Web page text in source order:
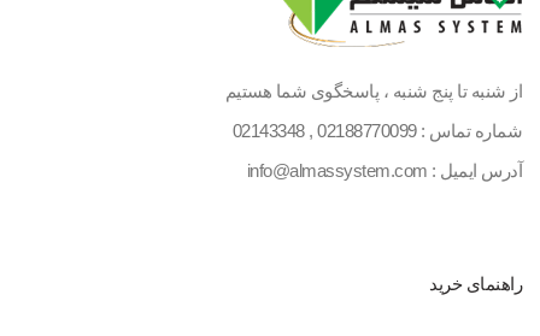
از شنبه تا پنج شنبه ، پاسخگوی شما هستیم
شماره تماس :02188770099
,
02143348
آدرس ایمیل : info@almassystem.com
راهنمای خرید